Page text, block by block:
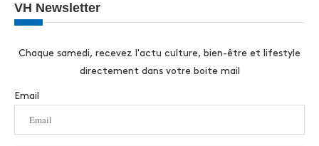
VH Newsletter
Chaque samedi, recevez l'actu culture, bien-être et lifestyle
directement dans votre boite mail
Email